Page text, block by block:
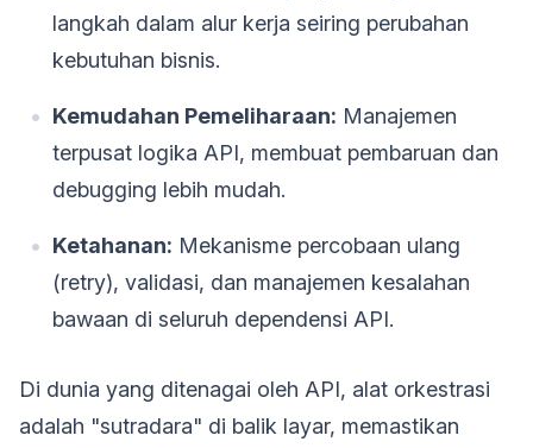
langkah dalam alur kerja seiring perubahan
kebutuhan bisnis.
Kemudahan Pemeliharaan: Manajemen
terpusat logika API, membuat pembaruan dan
debugging lebih mudah.
Ketahanan: Mekanisme percobaan ulang
(retry), validasi, dan manajemen kesalahan
bawaan di seluruh dependensi API.
Di dunia yang ditenagai oleh API, alat orkestrasi
adalah "sutradara" di balik layar, memastikan